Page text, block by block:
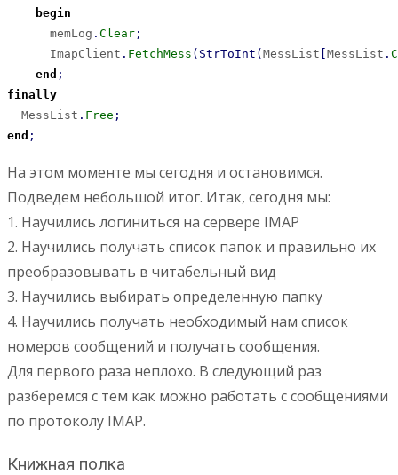
begin
      memLog
. Clear ;
      ImapClient
. FetchMess ( StrToInt ( MessList MessList .
end ;
finally
  MessList
. Free ;
end ;
На этом моменте мы сегодня и остановимся.
Подведем небольшой итог. Итак, сегодня мы:
1. Научились логиниться на сервере IMAP
2. Научились получать список папок и правильно их
преобразовывать в читабельный вид
3. Научились выбирать определенную папку
4. Научились получать необходимый нам список
номеров сообщений и получать сообщения.
Для первого раза неплохо. В следующий раз
разберемся с тем как можно работать с сообщениями
по протоколу IMAP.
Книжная полка